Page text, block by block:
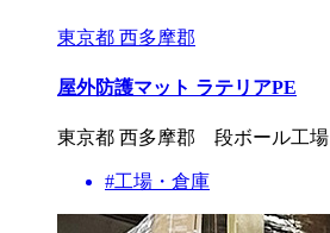
東京都 西多摩郡
屋外防護マット ラテリアPE
東京都 西多摩郡 段ボール工場
#工場・倉庫